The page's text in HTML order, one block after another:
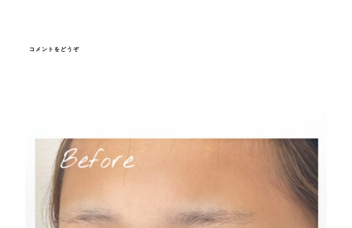
コメントをどうぞ(SSCB_ARTMAKE_TAMURA_EYEBROW_20251010)